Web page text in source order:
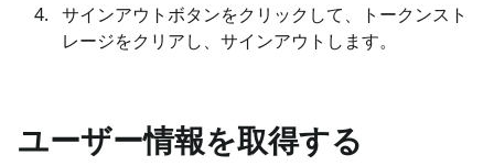
サインアウトボタンをクリックして、トークンスト
レージをクリアし、サインアウトします。
ユーザー情報を取得する